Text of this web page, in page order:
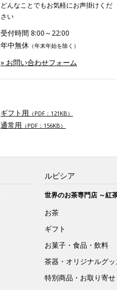
どんなことでもお気軽にお声掛けくだ
さい
受付時間 8:00～22:00
年中無休 （年末年始を除く）
» お問い合わせフォーム
ギフト用 （PDF：121KB）
通常用 （PDF：156KB）
ルピシア
世界のお茶専門店 ～紅
お茶
ギフト
お菓子・食品・飲料
茶器・オリジナルグ
特別商品・お取り寄せ